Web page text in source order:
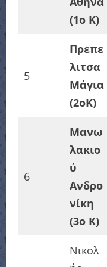
(1o K)
5
Πρεπε
λιτσα
Μάγια
(2oK)
6
Μανω
λακιο
ύ
Ανδρο
νίκη
(3o K)
Νικολ